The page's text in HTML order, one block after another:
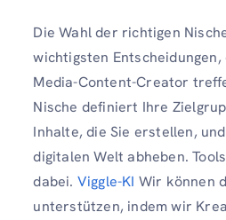
Die Wahl der richtigen
wichtigsten Entscheidungen,
Media-Content-Creator
Nische definiert Ihre
Inhalte, die Sie erstellen,
digitalen Welt abheben.
dabei. Viggle-KI Wir können
unterstützen, indem wir